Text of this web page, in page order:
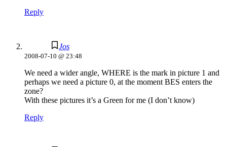
Reply
Jos
2008-07-10 @ 23:48
We need a wider angle, WHERE is the mark in picture 1 and
perhaps we need a picture 0, at the moment BES enters the
zone?
With these pictures it’s a Green for me (I don’t know)
Reply